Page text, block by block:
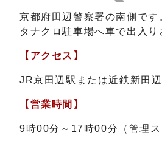
京都府田辺警察署の南側です
タナクロ駐車場へ車で出入
【アクセス】
JR京田辺駅または近鉄新田
【営業時間】
9時00分～17時00分（管理ス